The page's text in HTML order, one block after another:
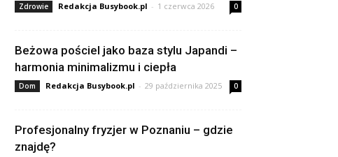
Zdrowie Redakcja Busybook.pl - 1 czerwca 2026 0
Beżowa pościel jako baza stylu Japandi –
harmonia minimalizmu i ciepła
Dom Redakcja Busybook.pl - 29 października 2025 0
Profesjonalny fryzjer w Poznaniu – gdzie
znajdę?